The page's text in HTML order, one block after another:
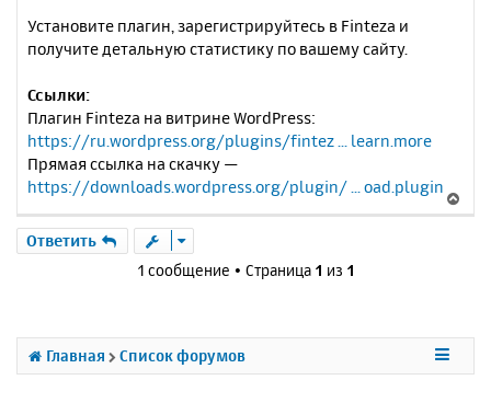
Установите плагин, зарегистрируйтесь в Finteza и
получите детальную статистику по вашему сайту.
Ссылки:
Плагин Finteza на витрине WordPress:
https://ru.wordpress.org/plugins/fintez ... learn.more
Прямая ссылка на скачку —
https://downloads.wordpress.org/plugin/ ... oad.plugin
е
с
Ответить
1 сообщение • Страница 1 из 1
Главная Список форумов